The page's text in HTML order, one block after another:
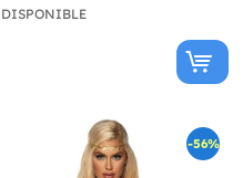
DISPONIBLE
-56%